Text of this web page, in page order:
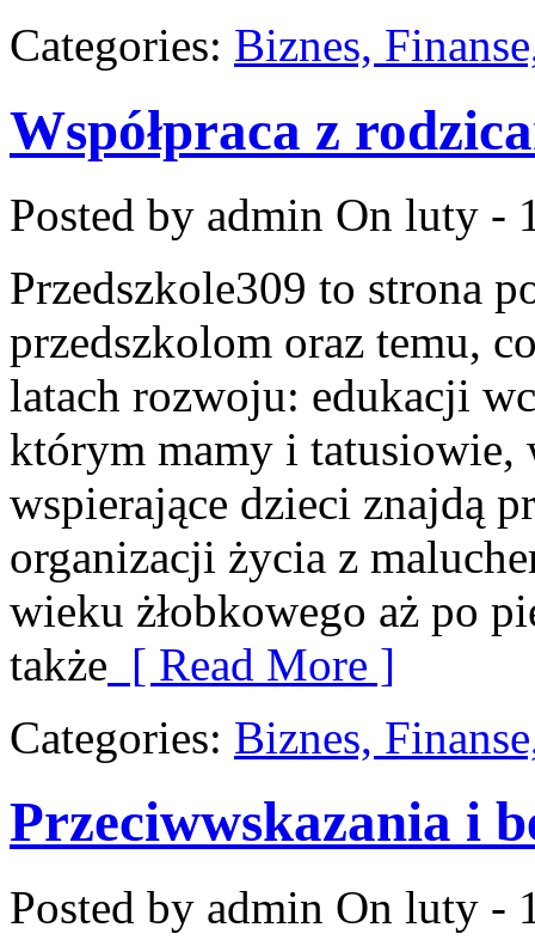
Categories: Biznes,
Współpraca z
Posted by admin On luty -
Przedszkole309 to strona
przedszkolom oraz temu,
latach rozwoju: edukacji
którym mamy i tatusiowie,
wspierające dzieci znajdą
organizacji życia z
wieku żłobkowego aż po
także [ Read More ]
Categories: Biznes,
Przeciwwskazania i
Posted by admin On luty -